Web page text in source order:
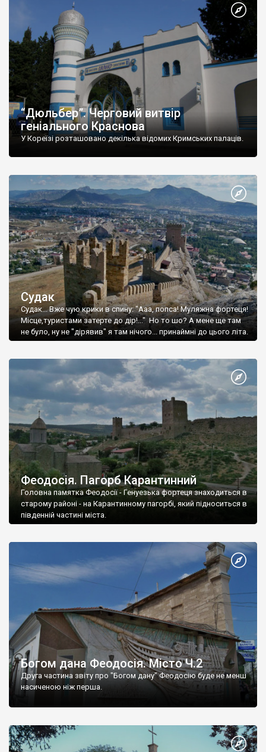
“Дюльбер”. Черговий витвір
геніального Краснова
У Кореїзі розташовано декілька відомих Кримських палаців.
Судак
Судак... Вже чую крики в спину: "Ааа, попса! Муляжна фортеця!
Місце,туристами затерте до дір!..." Но то шо? А мене ще там
не було, ну не "дірявив" я там нічого... принаймні до цього літа.
Феодосія. Пагорб Карантинний
Головна памятка Феодосії - Генуезька фортеця знаходиться в
старому районі - на Карантинному пагорбі, який підноситься в
південній частині міста.
Богом дана Феодосія. Місто Ч.2
Друга частина звіту про "Богом дану" Феодосію буде не менш
насиченою ніж перша.